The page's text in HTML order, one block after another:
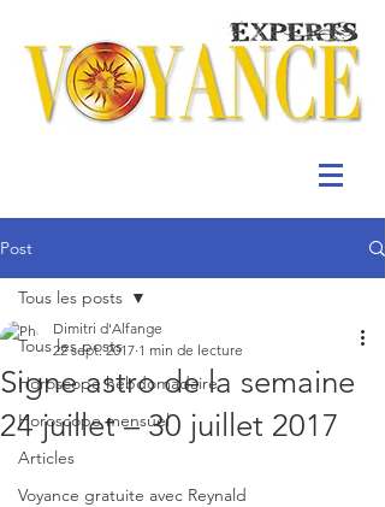
Post
Tous les posts
Horoscope hebdomadaire
Horoscope mensuel
Articles
Voyance gratuite avec Reynald
Tous les posts
Signe astro de la semaine
24 juillet – 30 juillet 2017
Dimitri d'Alfange
22 sept. 2017 1 min de lecture